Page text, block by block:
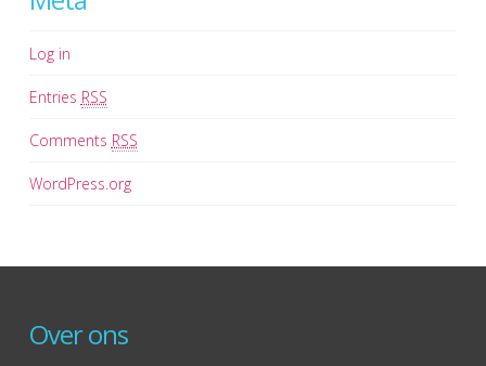
Log in
Entries RSS
Comments RSS
WordPress.org
Over ons